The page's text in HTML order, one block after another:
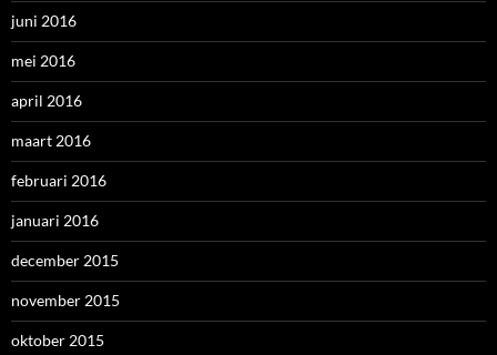
juni 2016
mei 2016
april 2016
maart 2016
februari 2016
januari 2016
december 2015
november 2015
oktober 2015